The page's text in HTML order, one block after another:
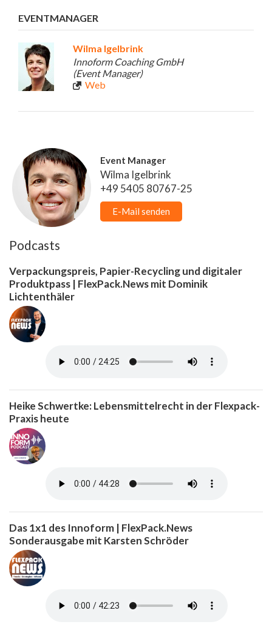
EVENTMANAGER
Wilma Igelbrink
Innoform Coaching GmbH
(Event Manager)
Web
Event Manager
Wilma Igelbrink
+49 5405 80767-25
E-Mail senden
Podcasts
Verpackungspreis, Papier-Recycling und digitaler
Produktpass | FlexPack.News mit Dominik
Lichtenthäler
Heike Schwertke: Lebensmittelrecht in der Flexpack-
Praxis heute
Das 1x1 des Innoform | FlexPack.News
Sonderausgabe mit Karsten Schröder